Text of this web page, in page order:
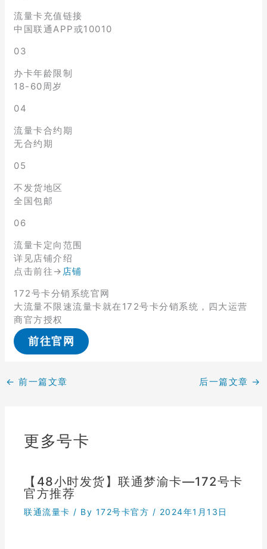
流量卡充值链接
中国联通APP或10010
03
办卡年龄限制
18-60周岁
04
流量卡合约期
无合约期
05
不发货地区
全国包邮
06
流量卡定向范围
详见店铺介绍
点击前往→ 店铺
172号卡分销系统官网
大流量不限速流量卡就在172号卡分销系统，四大运营
商官方授权
前往官网
← 前一篇文章 后一篇文章 →
更多号卡
【48小时发货】联通梦渝卡—172号卡
官方推荐
联通流量卡 / By 172号卡官方 / 2024年1月13日